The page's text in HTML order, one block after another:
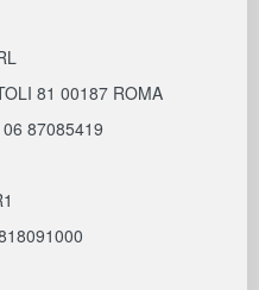
81 00187 ROMA
87085419